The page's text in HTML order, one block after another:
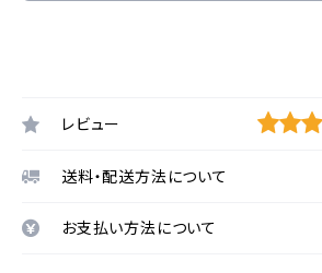
レビュー
送料・配送方法について
お支払い方法について